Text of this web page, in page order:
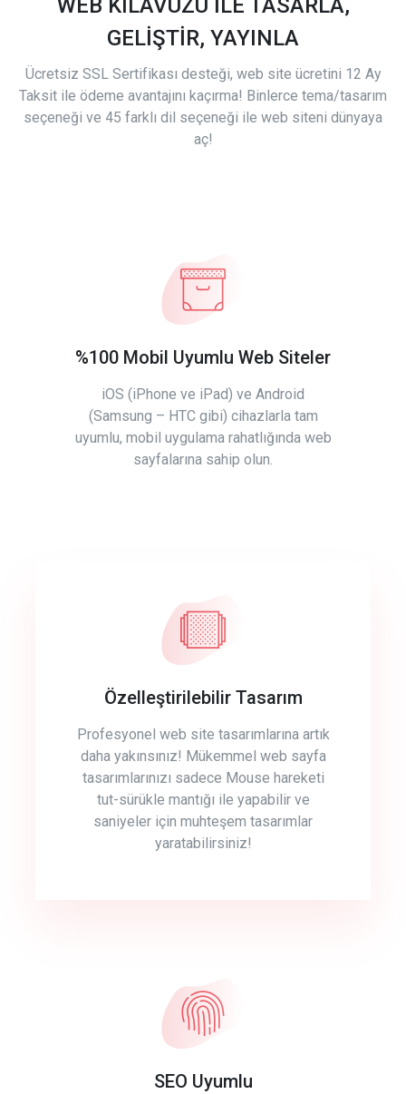
WEB KILAVUZU İLE TASARLA,
GELİŞTİR, YAYINLA
Ücretsiz SSL Sertifikası desteği, web site ücretini 12 Ay
Taksit ile ödeme avantajını kaçırma! Binlerce tema/tasarım
seçeneği ve 45 farklı dil seçeneği ile web siteni dünyaya
aç!
%100 Mobil Uyumlu Web Siteler
iOS (iPhone ve iPad) ve Android
(Samsung – HTC gibi) cihazlarla tam
uyumlu, mobil uygulama rahatlığında web
sayfalarına sahip olun.
Özelleştirilebilir Tasarım
Profesyonel web site tasarımlarına artık
daha yakınsınız! Mükemmel web sayfa
tasarımlarınızı sadece Mouse hareketi
tut-sürükle mantığı ile yapabilir ve
saniyeler için muhteşem tasarımlar
yaratabilirsiniz!
SEO Uyumlu